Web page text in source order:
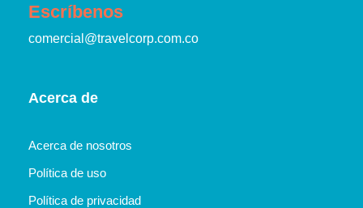
Escríbenos
comercial@travelcorp.com.co
Acerca de
Acerca de nosotros
Política de uso
Política de privacidad